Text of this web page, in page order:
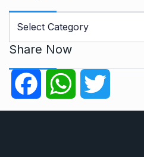
t
o
Share Now
a
W
h w